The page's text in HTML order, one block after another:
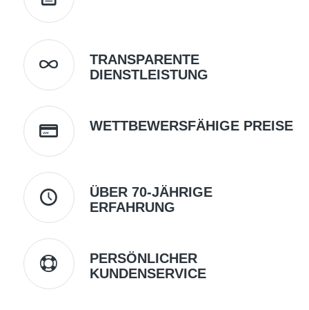
TRANSPARENTE
DIENSTLEISTUNG
WETTBEWERSFÄHIGE PREISE
ÜBER 70-JÄHRIGE
ERFAHRUNG
PERSÖNLICHER
KUNDENSERVICE